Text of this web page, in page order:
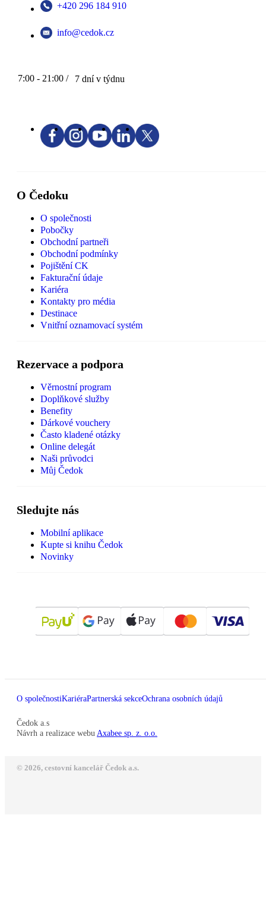
+420 296 184 910
info@cedok.cz
7:00 - 21:00 / 7 dní v týdnu
O Čedoku
O společnosti
Pobočky
Obchodní partneři
Obchodní podmínky
Pojištění CK
Fakturační údaje
Kariéra
Kontakty pro média
Destinace
Vnitřní oznamovací systém
Rezervace a podpora
Věrnostní program
Doplňkové služby
Benefity
Dárkové vouchery
Často kladené otázky
Online delegát
Naši průvodci
Můj Čedok
Sledujte nás
Mobilní aplikace
Kupte si knihu Čedok
Novinky
O společnostiKariéraPartnerská sekceOchrana osobních údajů
Čedok a.s
Návrh a realizace webu Axabee sp. z. o.o.
© 2026, cestovní kancelář Čedok a.s.